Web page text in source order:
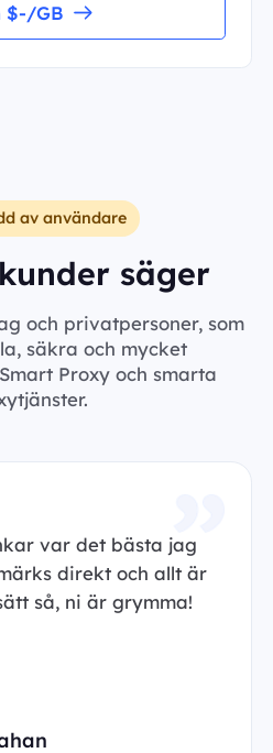
$-/GB
av användare
säger
och privatpersoner, som
säkra och mycket
Proxy och smarta
var det bästa jag
direkt och allt är
så, ni är grymma!